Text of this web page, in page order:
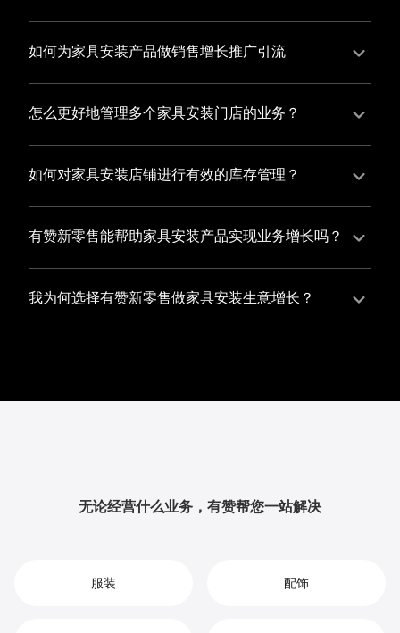
度。
您可以使用有赞的裂变营销功能，通过给用户发放优惠
券、邀请好友等方式，吸引更多的用户下单购买，并激
如何为家具安装产品做销售增长推广引流
有赞新零售旗下产品营销工具、比如优惠券、满减活动
等，吸引更多客户到店消费。另外，通过有赞的微信公
以帮助您增加客流量，赢得客户的青睐
怎么更好地管理多个家具安装门店的业务？
有赞新零售一站式解决方案，包括有赞微商城、有赞私
域运营以及有赞小程序商城，将助您轻松打通线上线下
让您的业务蓬勃发展，收获更多满意客户。
如何对家具安装店铺进行有效的库存管理？
您可以使用有赞的门店管理系统，它可以帮助您实现门
店数据的集中管理，包括订单管理、员工管理、库存管
有赞新零售能帮助家具安装产品实现业务增长吗？
有赞新零售作为业内领先的一站式解决方案，整合线上
线下渠道、提供多样化店铺搭建、会员营销和大数据分
我为何选择有赞新零售做家具安装生意增长？
无论经营什么业务，有赞帮您一站解决
服装 配饰